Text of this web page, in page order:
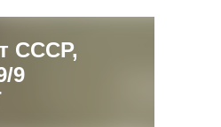
СССР,
9